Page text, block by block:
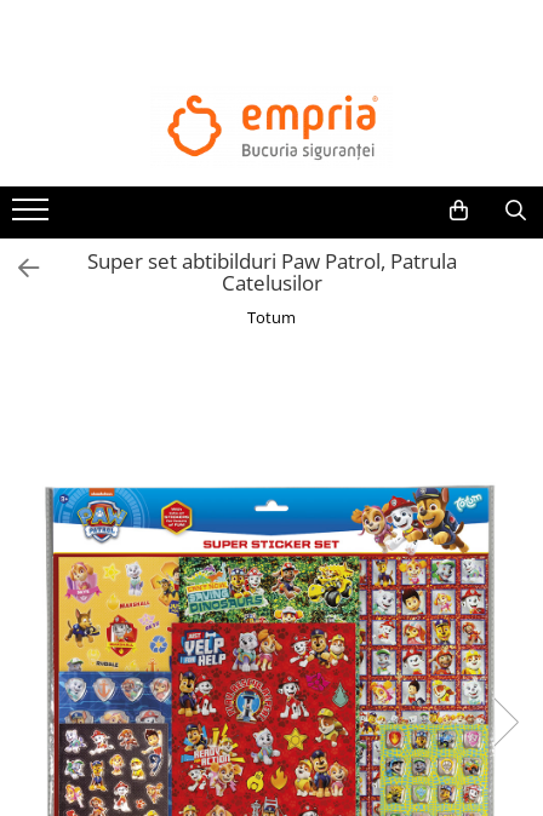
Bariere protectie pentru pat
Protectii mobilier
Banda protectie mobila copii
Protectii casa
Protectii utile
Poarta siguranta copii
Deflectoare pentru aer conditionat
Protectii exterior
Casti antifonice pentru copii si
bebelusi
Echipament protectie bicicleta si
Super set abtibilduri Paw Patrol, Patrula
Catelusilor
Totum